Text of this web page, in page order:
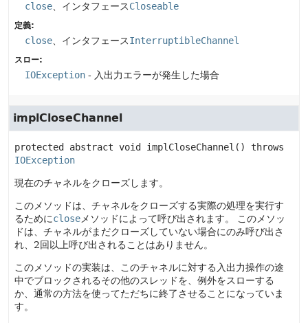
close 、インタフェースCloseable
定義:
close 、インタフェースInterruptibleChannel
スロー:
IOException - 入出力エラーが発生した場合
implCloseChannel
protected abstract void implCloseChannel () throws
IOException
現在のチャネルをクローズします。
このメソッドは、チャネルをクローズする実際の処理を実行す
るためにclose メソッドによって呼び出されます。
このメソッ
ドは、チャネルがまだクローズしていない場合にのみ呼び出さ
れ、2回以上呼び出されることはありません。
このメソッドの実装は、このチャネルに対する入出力操作の途
中でブロックされるその他のスレッドを、例外をスローする
か、通常の方法を使ってただちに終了させることになっていま
す。